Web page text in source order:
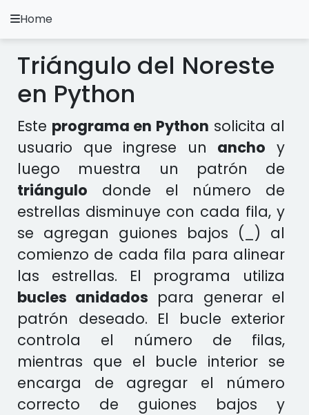
A.
Ejercicios Python
Instalación y Configuración
Metodología Python
Video Tutoriales
Ejercicios en otros Lenguajes
Home
Triángulo del Noreste
en Python
Este programa en Python solicita al
usuario que ingrese un ancho y
luego muestra un patrón de
triángulo donde el número de
estrellas disminuye con cada fila, y
se agregan guiones bajos (_) al
comienzo de cada fila para alinear
las estrellas. El programa utiliza
bucles anidados para generar el
patrón deseado. El bucle exterior
controla el número de filas,
mientras que el bucle interior se
encarga de agregar el número
correcto de guiones bajos y